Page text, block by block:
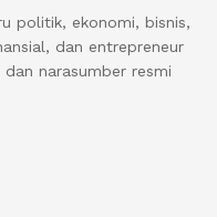
politik, ekonomi, bisnis,
dan entrepreneur
narasumber resmi